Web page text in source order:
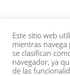
Este sitio web
mientras navega
se clasifican
navegador, ya
de las